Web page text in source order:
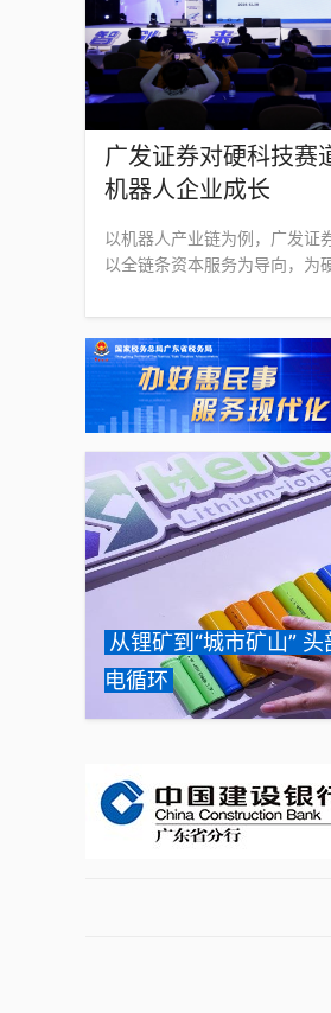
广发证券对硬科技赛
机器人企业成长
以机器人产业链为例，广发证
以全链条资本服务为导向，为
从锂矿到“城市矿山”
电循环